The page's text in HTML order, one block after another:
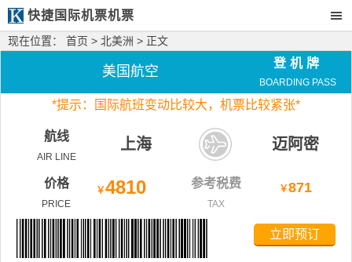
快捷国际机票机票
现在位置： 首页 > 北美洲 > 正文
美国航空
登机牌
BOARDING PASS
*提示：国际航班变动比较大， 机票比较紧张*
航线
AIR LINE
上海 迈阿密
价格
PRICE
￥4810 参考税费
TAX
￥871
立即预订